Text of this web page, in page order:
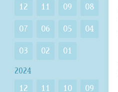
12 11 09 08
07 06 05 04
03 02 01
2024
12 11 10 09